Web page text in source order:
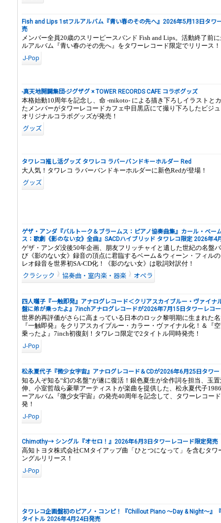
Fish and Lips 1stフルアルバム『青い春のその先へ』2026年5月13日タワ
売
メンバー全員20歳のスリーピースバンド Fish and Lips。活動終了前
ルアルバム『青い春のその先へ』をタワーレコード限定でリリース
J-Pop
-真天地開闢集団-ジグザグ × TOWER RECORDS CAFE コラボグッズ
本格始動10周年を記念し、命 -mikoto- による描き下ろしイラストと
たメンバーがタワーレコードカフェ中目黒店にて撮り下ろしたビジ
オリジナルコラボグッズが発売！
グッズ
タワレコ推し活グッズ タワレコ ラバーバンドキーホルダー Red
大人気！タワレコ ラバーバンドキーホルダーに新色Redが登場！
グッズ
ゲザ・アンダ『バルトーク＆ブラームス：ピアノ協奏曲集』カール・ベー
ス：歌劇《影のない女》全曲』SACDハイブリッド タワレコ限定 2026年4
ゲザ・アンダ没後50年企画、朋友フリッチャイと遺した世紀の名盤
び《影のない女》録音の頂点に君臨するベーム＆ウィーン・フィル
レオ録音を世界初SA-CD化！《影のない女》は歌詞対訳付！
クラシック
協奏曲・室内楽・器楽 オペラ
四人囃子『一触即発』アナログレコード＜クリアスカイブルー・ヴァイナ
盤に弟が乗ったよ』7inchアナログレコードが2026年7月15日タワーレコ
世界的再評価がさらに高まっている日本のロック黎明期に生まれた
『一触即発』をクリアスカイブルー・カラー・ヴァイナル化！＆『
乗ったよ』7inch初復刻！タワレコ限定で2タイトル同時発売！
J-Pop
松永夏代子『微少女宇宙』アナログレコード＆CDが2026年6月25日タワ
知る人ぞ知る“幻の名盤”が遂に復活！銀色夏生が全作詞を担当、玉
伸、小室哲哉ら豪華アーティストが楽曲を提供した、松永夏代子
ーアルバム『微少女宇宙』の発売40周年を記念して、タワーレコー
発！
J-Pop
Chimothy→ シングル『オセロ！』2026年6月3日タワーレコード限定発売
高知トヨタ株式会社CMタイアップ曲「ひとつになって」を含むタワ
ングルリリース！
J-Pop
タワレコ企画盤初のピアノ・コンピ！『Chillout Piano ～Day & Night～』
タイトル 2026年4月24日発売